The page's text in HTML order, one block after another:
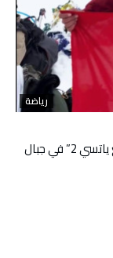
رياضة
يوسف التازي يحقق إنجازًا تاريخيًا ببلوغ قمة “كانغ ياتسي 2” في جبال